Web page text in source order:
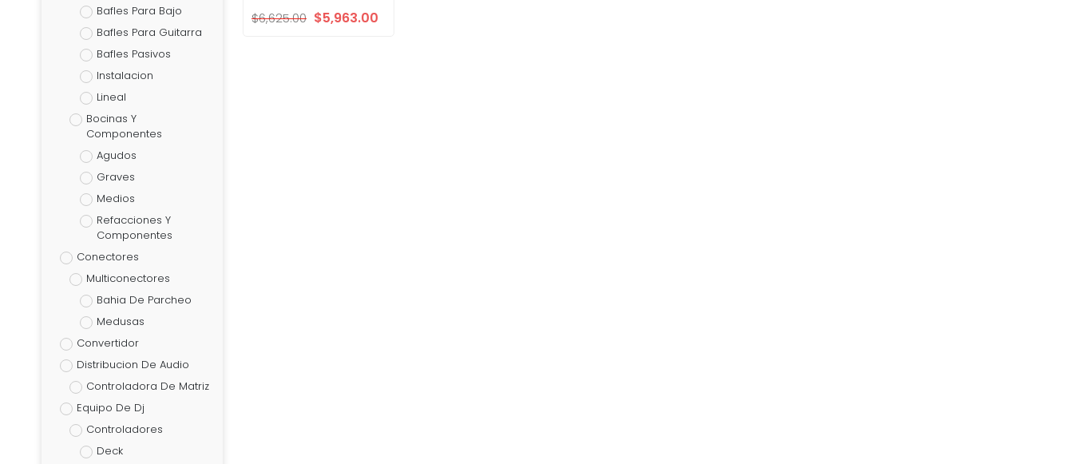
Bafles Para Bajo
Bafles Para Guitarra
Bafles Pasivos
Instalacion
Lineal
Bocinas Y
Componentes
Agudos
Graves
Medios
Refacciones Y
Componentes
Conectores
Multiconectores
Bahia De Parcheo
Medusas
Convertidor
Distribucion De Audio
Controladora De Matriz
Equipo De Dj
Controladores
Deck
$6,625.00 $5,963.00